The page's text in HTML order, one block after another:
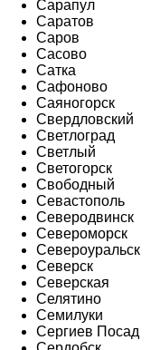
Сарапул
Саратов
Саров
Сасово
Сатка
Сафоново
Саяногорск
Свердловский
Светлоград
Светлый
Светогорск
Свободный
Севастополь
Северодвинск
Североморск
Североуральск
Северск
Северская
Селятино
Семилуки
Сергиев Посад